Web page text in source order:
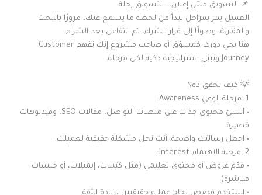
📌 التسويق مش إعلان… التسويق رحلة
العميل يمر بمراحل تبدأ من لحظة ما يسمع عنك، مرورًا بالبحث
والمقارنة، وصولًا إلى قرار الشراء، ثم التفاعل بعد الشراء.
هنا يجي دورك كمسوّق أو صاحب مشروع إنك تفهم Customer
Journey وتبني استراتيجية ذكية لكل مرحلة.
💡 كيف تحقق ده؟
1. مرحلة الوعي Awareness:
• أنشئ محتوى جذاب على منصات التواصل، مقالات SEO، وفيديوهات
قصيرة.
• اجعل رسالتك واضحة: أنت تحل مشكلة حقيقية لعميلك.
2. مرحلة الاهتمام Interest:
• قدّم عروض أو محتوى تعليمي (مثل كتيبات، إيميلات، أو جلسات
مباشرة).
• استخدم قصص نجاح عملاء حقيقيين لزيادة الثقة.